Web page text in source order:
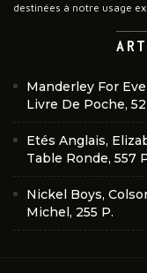
destinées à notre usage
Manderley For
Livre De Poche,
Etés Anglais,
Table Ronde, 557
Nickel Boys,
Michel, 255 P.